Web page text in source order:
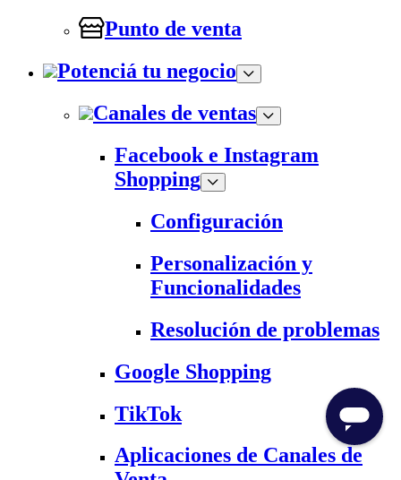
Punto de venta
Potenciá tu negocio
Canales de ventas
Facebook e Instagram
Shopping
Configuración
Personalización y
Funcionalidades
Resolución de problemas
Google Shopping
TikTok
Aplicaciones de Canales de